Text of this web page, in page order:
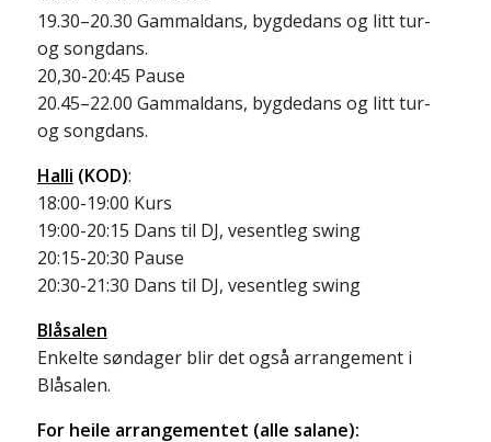
19.30–20.30 Gammaldans, bygdedans og litt tur-
og songdans.
20,30-20:45 Pause
20.45–22.00 Gammaldans, bygdedans og litt tur-
og songdans.
Halli (KOD):
18:00-19:00 Kurs
19:00-20:15 Dans til DJ, vesentleg swing
20:15-20:30 Pause
20:30-21:30 Dans til DJ, vesentleg swing
Blåsalen
Enkelte søndager blir det også arrangement i
Blåsalen.
For heile arrangementet (alle salane):